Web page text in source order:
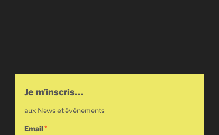
l’article
Je m’inscris…
aux News et évènements
Email*